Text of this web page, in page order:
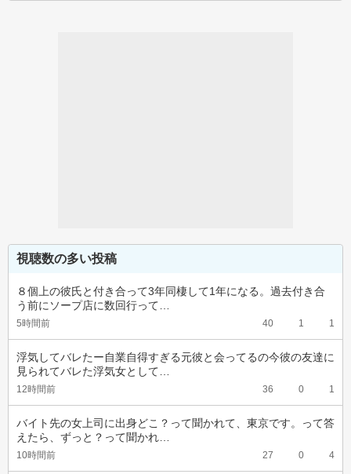
視聴数の多い投稿
８個上の彼氏と付き合って3年同棲して1年になる。過去付き合
う前にソープ店に数回行って…
5時間前 40 1 1
浮気してバレたー自業自得すぎる元彼と会ってるの今彼の友達に
見られてバレた浮気女として…
12時間前 36 0 1
バイト先の女上司に出身どこ？って聞かれて、東京です。って答
えたら、ずっと？って聞かれ…
10時間前 27 0 4